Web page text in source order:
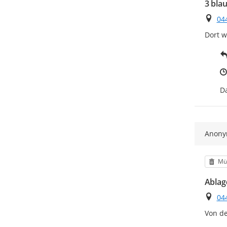
3
Ort
Dort
Ort
Von